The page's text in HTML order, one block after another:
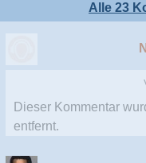
Alle 23
Dieser Kommentar
entfernt.